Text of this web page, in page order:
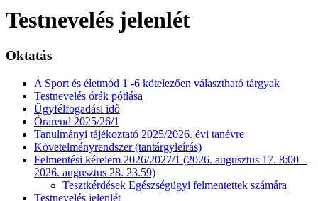
Testnevelés jelenlét
Oktatás
A Sport és életmód 1 -6 kötelezően választható tárgyak
Testnevelés órák pótlása
Ügyfélfogadási idő
Órarend 2025/26/1
Tanulmányi tájékoztató 2025/2026. évi tanévre
Követelményrendszer (tantárgyleírás)
Felmentési kérelem 2026/2027/1 (2026. augusztus 17. 8:00 –
2026. augusztus 28. 23.59)
Tesztkérdések Egészségügyi felmentettek számára
Testnevelés jelenlét